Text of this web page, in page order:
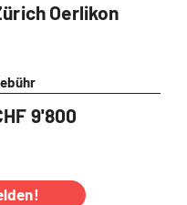
Oerlikon
9'800